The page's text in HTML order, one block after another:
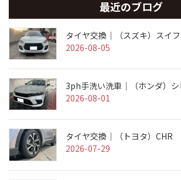
最近のブログ
タイヤ交換｜（スズキ）スイ
2026-08-05
3ph手洗い洗車｜（ホンダ）シ
2026-08-01
タイヤ交換｜（トヨタ）CHR
2026-07-29